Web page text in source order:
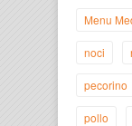
Menu
noci
pecorino
pollo